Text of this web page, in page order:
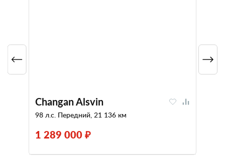
Changan Alsvin
98 л.с. Передний, 21 136 км
1 289 000 ₽